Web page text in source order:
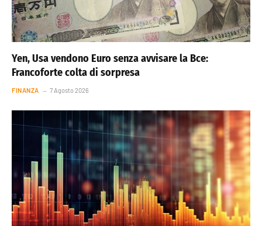
Yen, Usa vendono Euro senza avvisare la Bce:
Francoforte colta di sorpresa
FINANZA 7 Agosto 2026